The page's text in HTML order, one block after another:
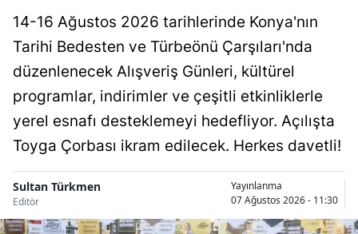
Rize
Sakarya
Samsun
Siirt
Sinop
Sivas
Tekirdağ
14-16 Ağustos 2026 tarihlerinde Konya'nın
Tarihi Bedesten ve Türbeönü Çarşıları'nda
düzenlenecek Alışveriş Günleri, kültürel
programlar, indirimler ve çeşitli etkinliklerle
yerel esnafı desteklemeyi hedefliyor. Açılışta
Toyga Çorbası ikram edilecek. Herkes davetli!
Sultan Türkmen
Editör
Yayınlanma
07 Ağustos 2026 - 11:30